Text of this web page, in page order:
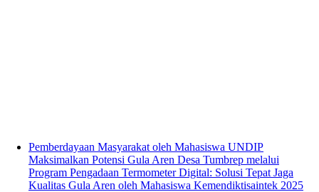
Pemberdayaan Masyarakat oleh Mahasiswa UNDIP
Maksimalkan Potensi Gula Aren Desa Tumbrep melalui
Program Pengadaan Termometer Digital: Solusi Tepat Jaga
Kualitas Gula Aren oleh Mahasiswa Kemendiktisaintek 2025